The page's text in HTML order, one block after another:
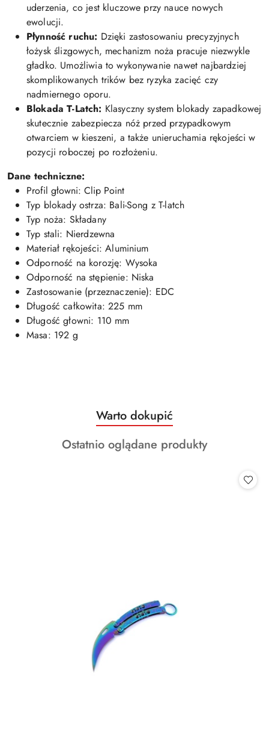
uderzenia, co jest kluczowe przy nauce nowych
ewolucji.
Płynność ruchu: Dzięki zastosowaniu precyzyjnych
łożysk ślizgowych, mechanizm noża pracuje niezwykle
gładko. Umożliwia to wykonywanie nawet najbardziej
skomplikowanych trików bez ryzyka zacięć czy
nadmiernego oporu.
Blokada T-Latch: Klasyczny system blokady zapadkowej
skutecznie zabezpiecza nóż przed przypadkowym
otwarciem w kieszeni, a także unieruchamia rękojeści w
pozycji roboczej po rozłożeniu.
Dane techniczne:
Profil głowni: Clip Point
Typ blokady ostrza: Bali-Song z T-latch
Typ noża: Składany
Typ stali: Nierdzewna
Materiał rękojeści: Aluminium
Odporność na korozję: Wysoka
Odporność na stępienie: Niska
Zastosowanie (przeznaczenie): EDC
Długość całkowita: 225 mm
Długość głowni: 110 mm
Masa: 192 g
Pomiń karuzelę produktów
Produkty
o
statusie:
Warto dokupić
Produkty
Ostatnio oglądane produkty